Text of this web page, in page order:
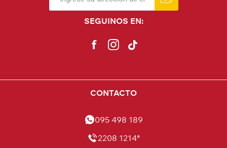
SEGUINOS EN:
CONTACTO
095 498 189
2208 1214*